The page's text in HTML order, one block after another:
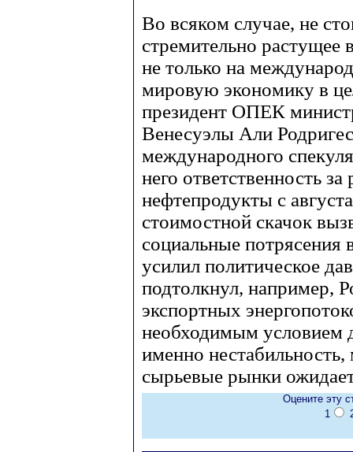
Во всяком случае, не
стремительно
не только на
мировую экономику в
президент ОПЕК
Венесуэлы Али
международного
него ответственность
нефтепродукты с
стоимостной скачок
социальные потрясения
усилил политическое
подтолкнул, например,
экспортных
необходимым условием
именно
сырьевые рынки
Оцените эту
1